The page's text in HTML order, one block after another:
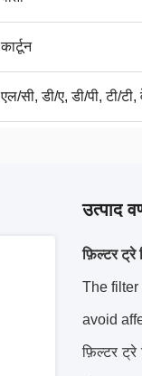
कार्टून
एल/सी, डी/ए, डी/पी, टी/टी,
उत्पाद
फ़िल्टर ट्रे
The
avoid
फ़िल्टर ट्रे